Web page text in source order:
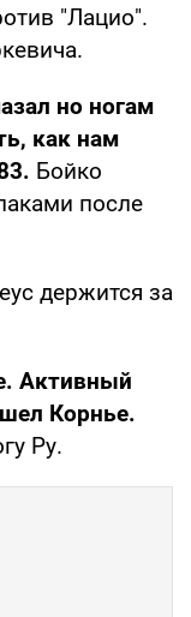
"Лацио".
но ногам
как нам
Бойко
после
держится за
Активный
Корнье.
Ру.